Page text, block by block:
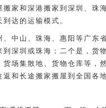
家和深港搬家到深圳、珠
达的运输模式。
中山、珠海、惠阳等广东
深圳或珠海；二个是，货
场集散地、货物仓库等，
和长途搬家搬屋到全国各